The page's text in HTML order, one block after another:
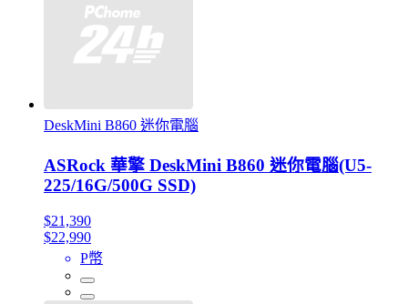
DeskMini B860 迷你電腦
ASRock 華擎 DeskMini B860 迷你電腦(U5-
225/16G/500G SSD)
$21,390
$22,990
P幣